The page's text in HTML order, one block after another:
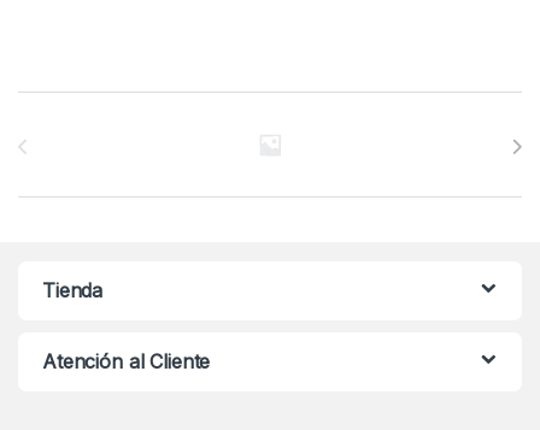
Tienda
Atención al Cliente